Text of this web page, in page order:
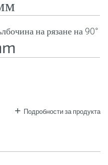
на рязане на 90°
Подробности за продукта